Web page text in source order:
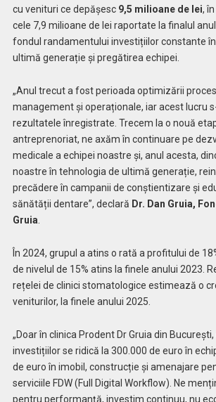
cu venituri ce depășesc 9,5 milioane de lei,
cele 7,9 milioane de lei raportate la finalul
fondul randamentului investițiilor constante
ultimă generație și pregătirea echipei.
„Anul trecut a fost perioada optimizării
management și operaționale, iar acest lucru
rezultatele înregistrate. Trecem la o nouă
antreprenoriat, ne axăm în continuare pe
medicale a echipei noastre și, anul acesta,
noastre în tehnologia de ultimă generație,
precădere în campanii de conștientizare și
sănătății dentare”, declară Dr. Dan Gruia,
Gruia
În 2024, grupul a atins o rată a profitului de
de nivelul de 15% atins la finele anului 2023.
rețelei de clinici stomatologice estimează o
veniturilor, la finele anului 2025.
„Doar în clinica Prodent Dr Gruia din
investițiilor se ridică la 300.000 de euro în
de euro în imobil, construcție și amenajare
serviciile FDW (Full Digital Workflow). Ne
pentru performanță, investim continuu, nu